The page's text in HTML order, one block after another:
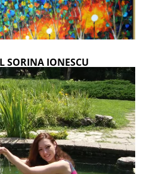
SORINA IONESCU